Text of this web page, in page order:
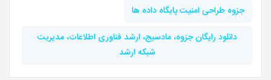
جزوه طراحی امنیت پایگاه داده ها
دانلود رایگان جزوه، مادسیج، ارشد فناوری اطلاعات، مدیریت
شبکه ارشد